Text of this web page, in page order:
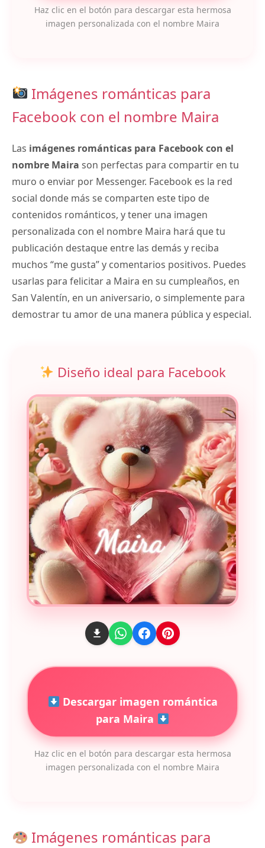
Haz clic en el botón para descargar esta hermosa
imagen personalizada con el nombre Maira
Imágenes románticas para
Facebook con el nombre Maira
Las imágenes románticas para Facebook con el
nombre Maira son perfectas para compartir en tu
muro o enviar por Messenger. Facebook es la red
social donde más se comparten este tipo de
contenidos románticos, y tener una imagen
personalizada con el nombre Maira hará que tu
publicación destaque entre las demás y reciba
muchos “me gusta” y comentarios positivos. Puedes
usarlas para felicitar a Maira en su cumpleaños, en
San Valentín, en un aniversario, o simplemente para
demostrar tu amor de una manera pública y especial.
Diseño ideal para Facebook
Descargar imagen romántica
para Maira
Haz clic en el botón para descargar esta hermosa
imagen personalizada con el nombre Maira
Imágenes románticas para